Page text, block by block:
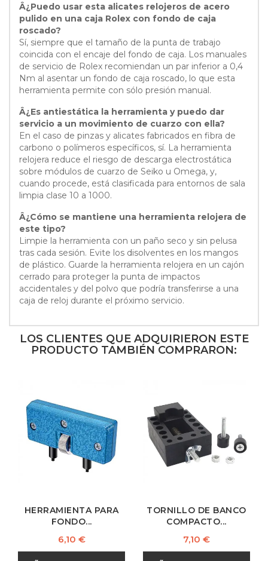
Â¿Puedo usar esta alicates relojeros de acero
pulido en una caja Rolex con fondo de caja
roscado?
Sí, siempre que el tamaño de la punta de trabajo
coincida con el encaje del fondo de caja. Los manuales
de servicio de Rolex recomiendan un par inferior a 0,4
Nm al asentar un fondo de caja roscado, lo que esta
herramienta permite con sólo presión manual.
Â¿Es antiestática la herramienta y puedo dar
servicio a un movimiento de cuarzo con ella?
En el caso de pinzas y alicates fabricados en fibra de
carbono o polímeros específicos, sí. La herramienta
relojera reduce el riesgo de descarga electrostática
sobre módulos de cuarzo de Seiko u Omega, y,
cuando procede, está clasificada para entornos de sala
limpia clase 10 a 1000.
Â¿Cómo se mantiene una herramienta relojera de
este tipo?
Limpie la herramienta con un paño seco y sin pelusa
tras cada sesión. Evite los disolventes en los mangos
de plástico. Guarde la herramienta relojera en un cajón
cerrado para proteger la punta de impactos
accidentales y del polvo que podría transferirse a una
caja de reloj durante el próximo servicio.
LOS CLIENTES QUE ADQUIRIERON ESTE
PRODUCTO TAMBIÉN COMPRARON:
HERRAMIENTA PARA
FONDO...
Precio
6,10 €
TORNILLO DE BANCO
COMPACTO...
Precio
7,10 €